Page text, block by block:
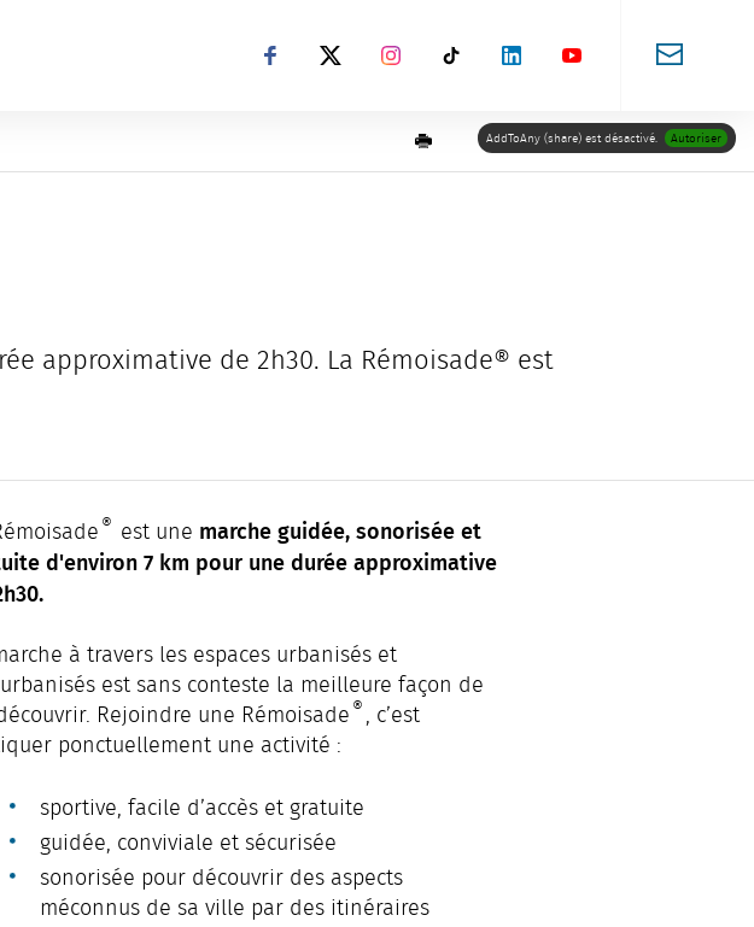
Suivez-nous sur Facebook
Suivez-nous sur X
Suivez-nous sur Instagram
Suivez-nous sur TikTok
Suivez-nous sur LinkedIn
Suivez-nous sur
ImprimerAddToAny (share) est désactivé. Autoriser
approximative de 2h30. La Rémoisade® est
® est une marche guidée, sonorisée et
d'environ 7 km pour une durée approximative
à travers les espaces urbanisés et
est sans conteste la meilleure façon de
Rejoindre une Rémoisade ® , c’est
ponctuellement une activité :
sportive, facile d’accès et gratuite
guidée, conviviale et sécurisée
sonorisée pour découvrir des aspects
méconnus de sa ville par des itinéraires